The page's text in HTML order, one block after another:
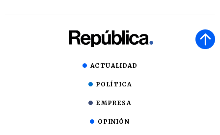
ACTUALIDAD
POLÍTICA
EMPRESA
OPINIÓN